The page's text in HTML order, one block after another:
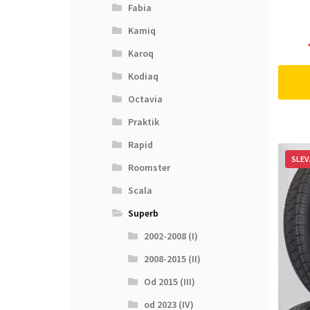
Fabia
Kamiq
Karoq
Kodiaq
Octavia
Praktik
Rapid
Roomster
Scala
Superb
2002-2008 (I)
2008-2015 (II)
Od 2015 (III)
od 2023 (IV)